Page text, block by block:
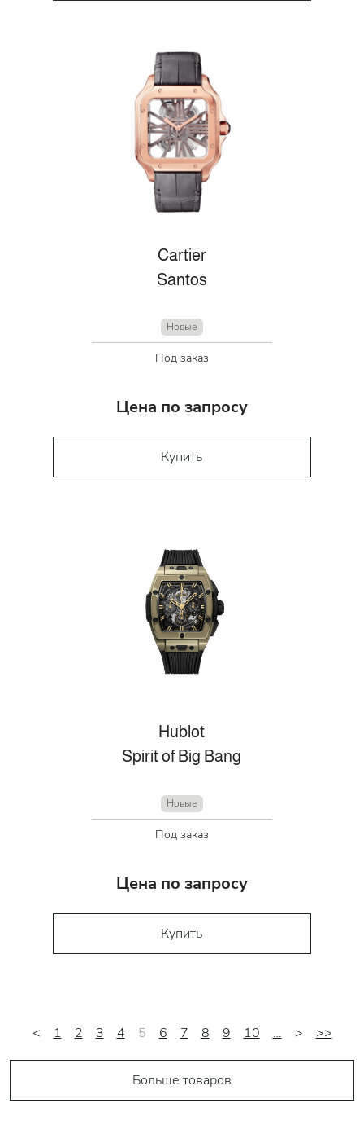
Cartier
Santos
Новые
Под заказ
Цена по запросу
Купить
Hublot
Spirit of Big Bang
Новые
Под заказ
Цена по запросу
Купить
< 1 2 3 4 5 6 7 8 9 10 … > >>
Больше товаров